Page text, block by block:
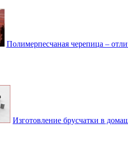
Полимерпесчаная черепица –
Изготовление брусчатки в